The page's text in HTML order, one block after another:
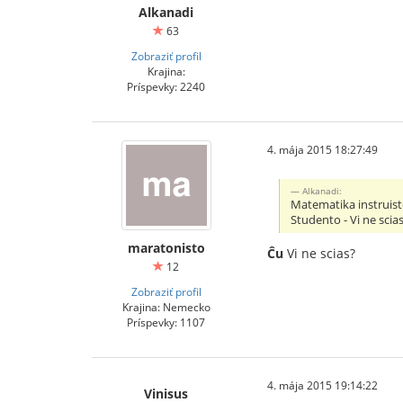
Alkanadi
63
Zobraziť profil
Krajina:
Príspevky: 2240
maratonisto
12
Zobraziť profil
Krajina: Nemecko
Príspevky: 1107
4. mája 2015 18:27:49
Alkanadi:
Matematika
Studento - Vi ne
Ĉu Vi ne scias?
Vinisus 4. mája 2015 19:14:22